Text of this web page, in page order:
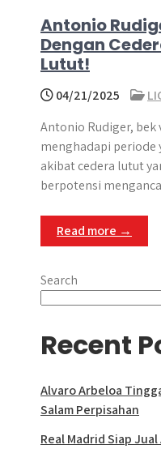
Antonio
Dengan
Lutut!
04/21/2025
Antonio Rudiger,
menghadapi periode
akibat cedera lutut
berpotensi
Read more →
Search
Recent
Alvaro Arbeloa
Salam Perpisahan
Real Madrid Siap